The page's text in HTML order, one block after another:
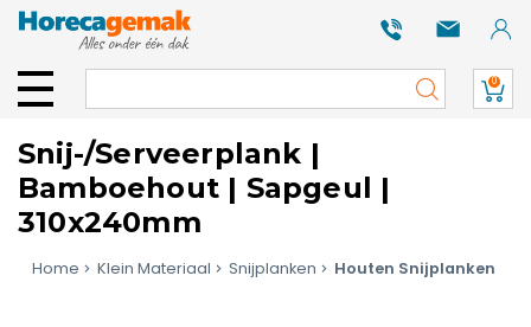
0
Snij-/Serveerplank |
Bamboehout | Sapgeul |
310x240mm
Home Klein Materiaal Snijplanken Houten Snijplanken